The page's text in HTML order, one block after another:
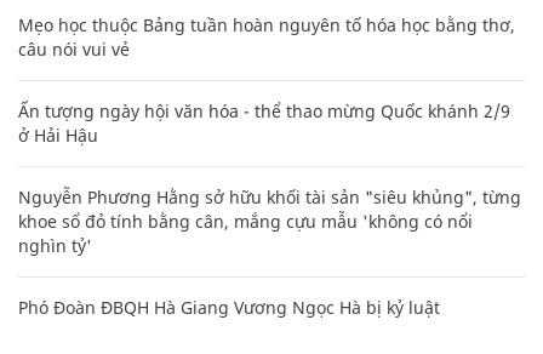
Mẹo học thuộc Bảng tuần hoàn nguyên tố hóa học bằng thơ,
câu nói vui vẻ
Ấn tượng ngày hội văn hóa - thể thao mừng Quốc khánh 2/9
ở Hải Hậu
Nguyễn Phương Hằng sở hữu khối tài sản "siêu khủng", từng
khoe sổ đỏ tính bằng cân, mắng cựu mẫu 'không có nổi
nghìn tỷ'
Phó Đoàn ĐBQH Hà Giang Vương Ngọc Hà bị kỷ luật